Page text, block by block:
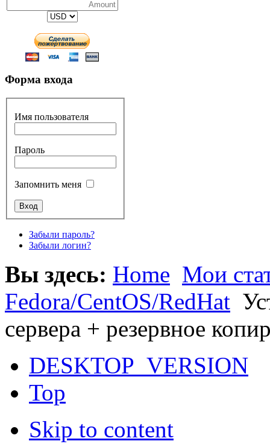
Форма входа
Имя пользователя
Пароль
Запомнить меня
Забыли пароль?
Забыли логин?
Вы здесь: Home Мои
Fedora/CentOS/RedHat
сервера + резервное
DESKTOP_VERSION
Top
Skip to content